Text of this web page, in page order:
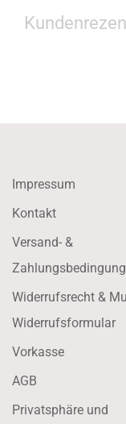
Impressum
Kontakt
Versand- &
Widerrufsrecht &
Widerrufsformular
Vorkasse
AGB
Privatsphäre und